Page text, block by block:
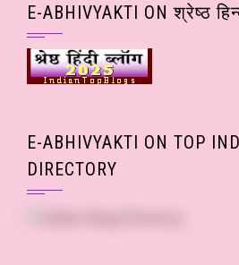
E-ABHIVYAKTI ON श्रेष्ठ
E-ABHIVYAKTI ON TOP
DIRECTORY